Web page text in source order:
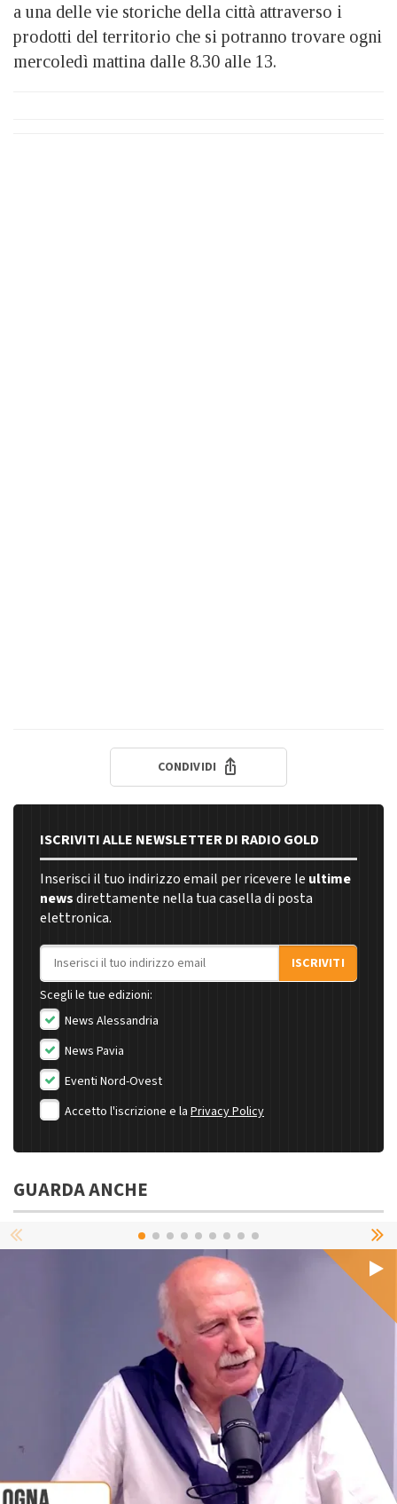
a una delle vie storiche della città attraverso i
prodotti del territorio che si potranno trovare ogni
mercoledì mattina dalle 8.30 alle 13.
CONDIVIDI
ISCRIVITI ALLE NEWSLETTER DI RADIO GOLD
Inserisci il tuo indirizzo email per ricevere le ultime
newsdirettamente nella tua casella di posta
elettronica.
Indirizzo email
ISCRIVITI
Scegli le tue edizioni:
News Alessandria
News Pavia
Eventi Nord-Ovest
Accetto l'iscrizione e la Privacy Policy
GUARDA ANCHE